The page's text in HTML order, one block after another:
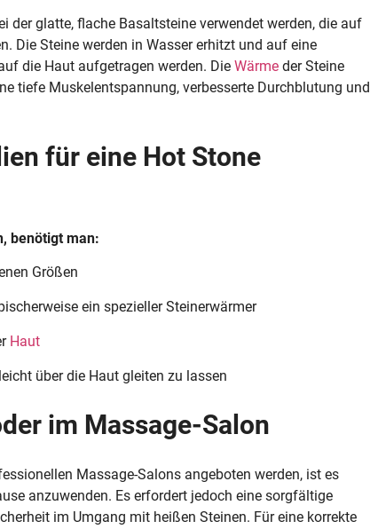
der glatte, flache Basaltsteine verwendet werden, die auf
Die Steine werden in Wasser erhitzt und auf eine
die Haut aufgetragen werden. Die Wärme der Steine
tiefe Muskelentspannung, verbesserte Durchblutung und
für eine Hot Stone
benötigt man:
Größen
ein spezieller Steinerwärmer
Haut
über die Haut gleiten zu lassen
im Massage-Salon
Massage-Salons angeboten werden, ist es
anzuwenden. Es erfordert jedoch eine sorgfältige
im Umgang mit heißen Steinen. Für eine korrekte